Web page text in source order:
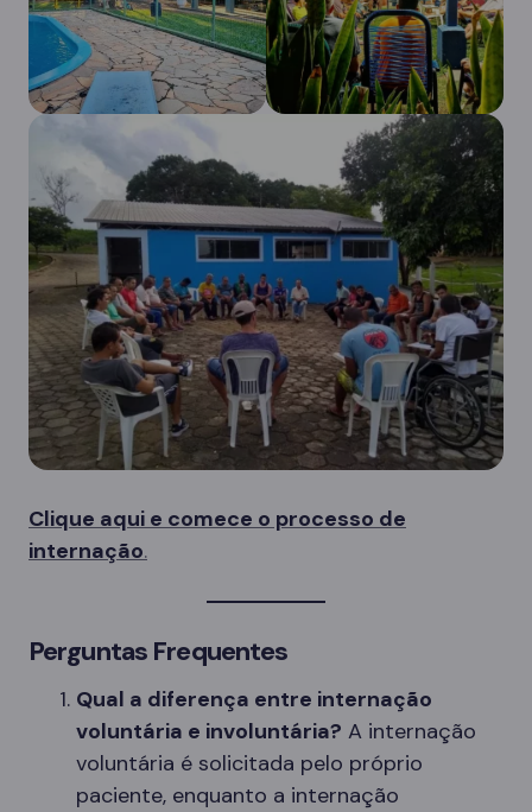
Clique aqui e comece o processo de
internação.
Perguntas Frequentes
Qual a diferença entre internação
voluntária e involuntária? A internação
voluntária é solicitada pelo próprio
paciente, enquanto a internação